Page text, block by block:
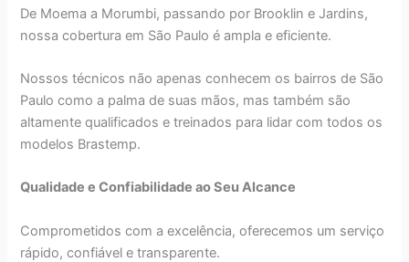
De Moema a Morumbi, passando por Brooklin e Jardins,
nossa cobertura em São Paulo é ampla e eficiente.
Nossos técnicos não apenas conhecem os bairros de São
Paulo como a palma de suas mãos, mas também são
altamente qualificados e treinados para lidar com todos os
modelos Brastemp.
Qualidade e Confiabilidade ao Seu Alcance
Comprometidos com a excelência, oferecemos um serviço
rápido, confiável e transparente.